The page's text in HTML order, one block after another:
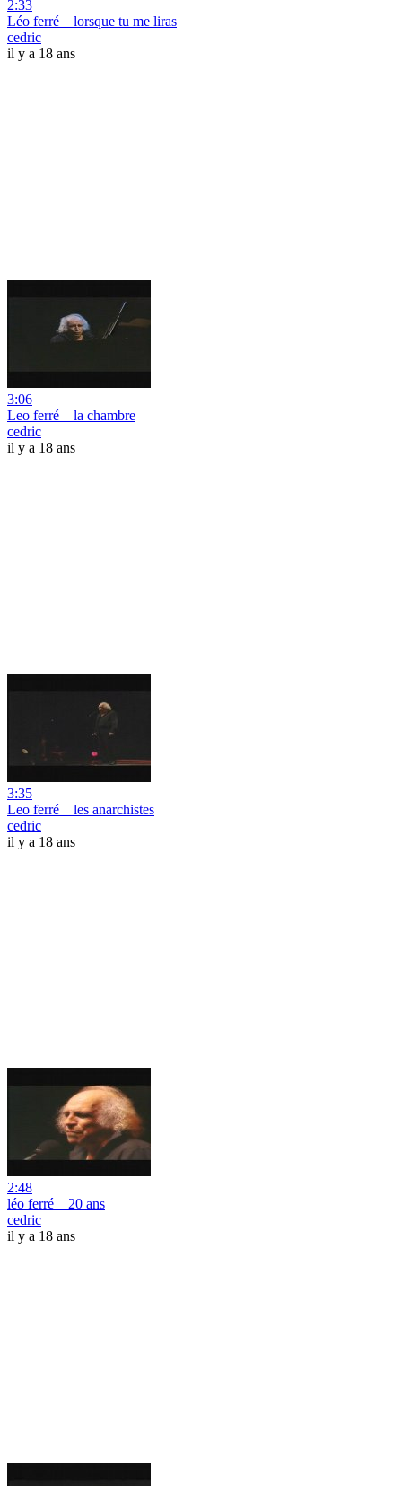
2:33
Léo ferré _ lorsque tu me liras
cedric
il y a 18 ans
3:06
Leo ferré _ la chambre
cedric
il y a 18 ans
3:35
Leo ferré _ les anarchistes
cedric
il y a 18 ans
2:48
léo ferré _ 20 ans
cedric
il y a 18 ans